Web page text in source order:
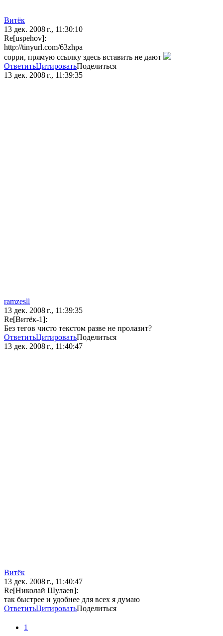
Bитёк
13 дек. 2008 г., 11:30:10
Re[uspehov]:
http://tinyurl.com/63zhpa
сорри, прямую ссылку здесь вставить не дают
ОтветитьЦитироватьПоделиться
13 дек. 2008 г., 11:39:35
ramzesll
13 дек. 2008 г., 11:39:35
Re[Витёк-1]:
Без тегов чисто текстом разве не пролазит?
ОтветитьЦитироватьПоделиться
13 дек. 2008 г., 11:40:47
Bитёк
13 дек. 2008 г., 11:40:47
Re[Николай Шулаев]:
так быстрее и удобнее для всех я думаю
ОтветитьЦитироватьПоделиться
1